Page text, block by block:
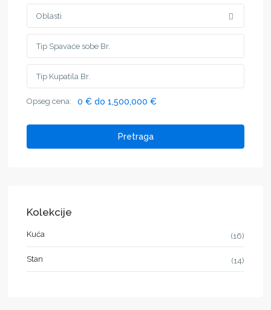
Oblasti
Opseg cena: 0 € do 1,500,000 €
Pretraga
Kolekcije
Kuća (16)
Stan (14)